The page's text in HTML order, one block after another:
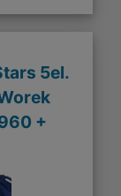
5el.
+